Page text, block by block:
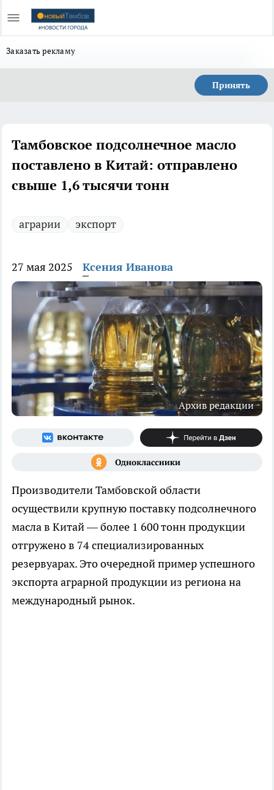
Заказать рекламу
Принять
Тамбовское подсолнечное масло
поставлено в Китай: отправлено
свыше 1,6 тысячи тонн
аграрии экспорт
27 мая 2025 Ксения Иванова
Архив редакции
Производители Тамбовской области
осуществили крупную поставку подсолнечного
масла в Китай — более 1 600 тонн продукции
отгружено в 74 специализированных
резервуарах. Это очередной пример успешного
экспорта аграрной продукции из региона на
международный рынок.